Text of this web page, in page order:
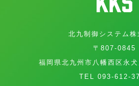
北九制御システム株
〒807-0845
福岡県北九州市八幡西区永
TEL 093-612-